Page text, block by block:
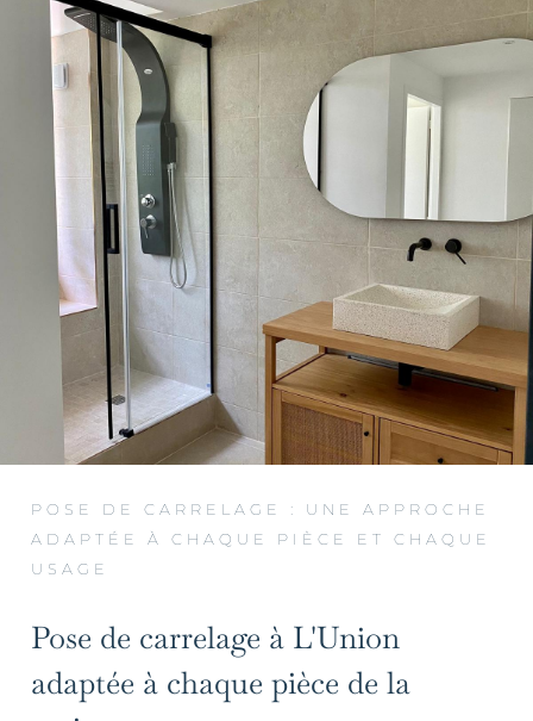
POSE DE CARRELAGE : UNE APPROCHE
ADAPTÉE À CHAQUE PIÈCE ET CHAQUE
USAGE
Pose de carrelage à L'Union
adaptée à chaque pièce de la